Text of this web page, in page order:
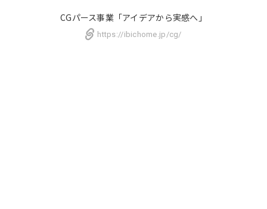
CGパース事業「アイデアから実感へ」
https://ibichome.jp/cg/